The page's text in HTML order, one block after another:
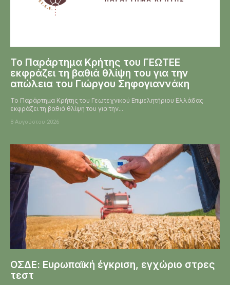
Το Παράρτημα Κρήτης του ΓΕΩΤΕΕ
εκφράζει τη βαθιά θλίψη του για την
απώλεια του Γιώργου Σηφογιαννάκη
Το Παράρτημα Κρήτης του Γεωτεχνικού Επιμελητήριου Ελλάδας
εκφράζει τη βαθιά θλίψη του για την...
8 Αυγούστου 2026
ΟΣΔΕ: Ευρωπαϊκή έγκριση, εγχώριο στρες
τεστ